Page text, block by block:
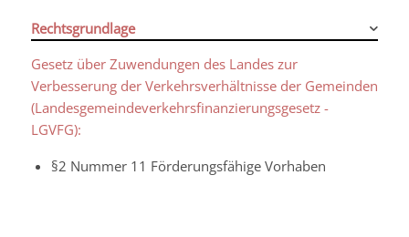
Rechtsgrundlage
Gesetz über Zuwendungen des Landes zur
Verbesserung der Verkehrsverhältnisse der Gemeinden
(Landesgemeindeverkehrsfinanzierungsgesetz -
LGVFG):
§2 Nummer 11 Förderungsfähige Vorhaben